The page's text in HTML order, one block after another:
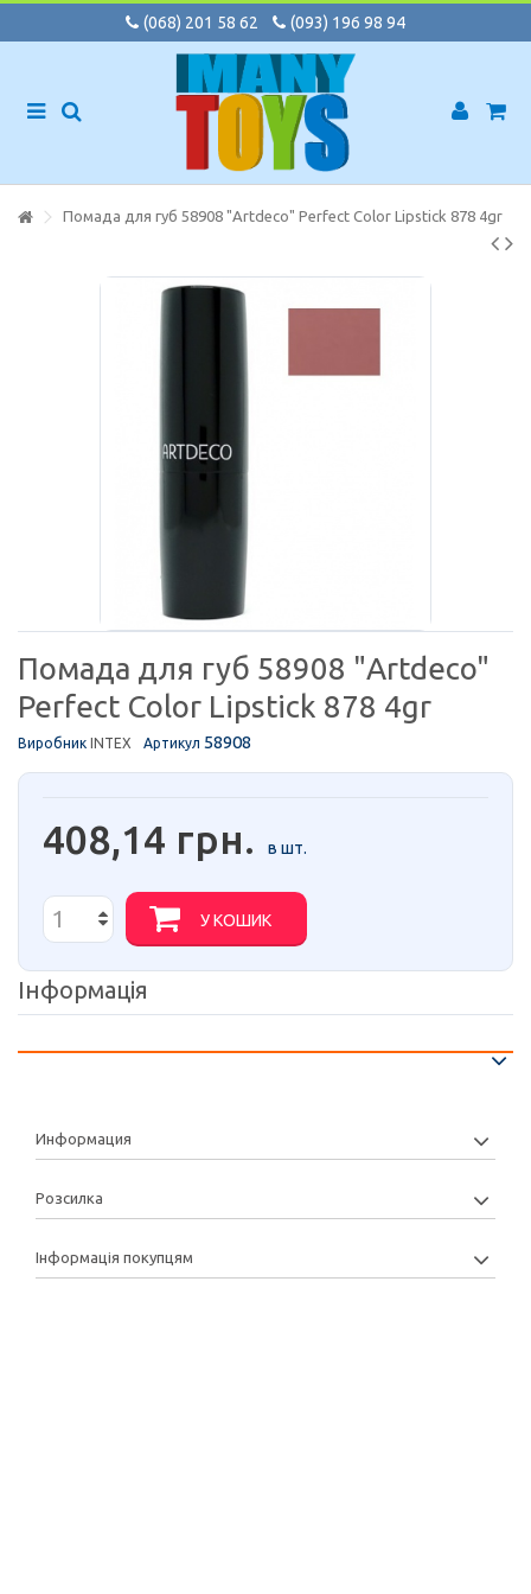
(068) 201 58 62 (093) 196 98 94
Помада для губ 58908 "Artdeco" Perfect Color Lipstick 878 4gr
Помада для губ 58908 "Artdeco"
Perfect Color Lipstick 878 4gr
Виробник INTEX Артикул 58908
408,14 грн. в шт.
У КОШИК
Інформація
Информация
Розсилка
Інформація покупцям